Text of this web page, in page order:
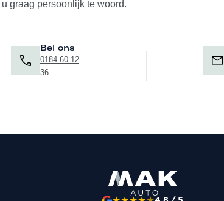
graag persoonlijk te woord.
Bel ons
0184 60 12
36